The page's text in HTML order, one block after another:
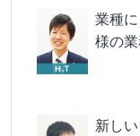
業種
様の業
新し